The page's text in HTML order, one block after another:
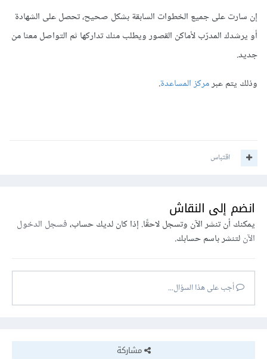
إن سارت على جميع الخطوات السابقة بشكل صحيح، تحصل على الشهادة
أو يرشدك المدرّب لأماكن القصور ويطلب منك تداركها ثم التواصل معنا من
جديد.
وذلك يتم عبرمركز المساعدة.
اقتباس
انضم إلى النقاش
يمكنك أن تنشر الآن وتسجل لاحقًا. إذا كان لديك حساب،فسجل الدخول
الآنلتنشر باسم حسابك.
أجب على هذا السؤال...
مشاركة